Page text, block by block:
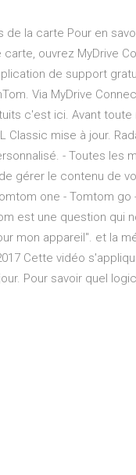
la carte Pour en
ouvrez MyDrive
de support
Via MyDrive
c'est ici. Avant toute
Classic mise à jour.
- Toutes les
gérer le contenu de
one - Tomtom go
est une question qui
mon appareil". et la
Cette vidéo
Pour savoir quel